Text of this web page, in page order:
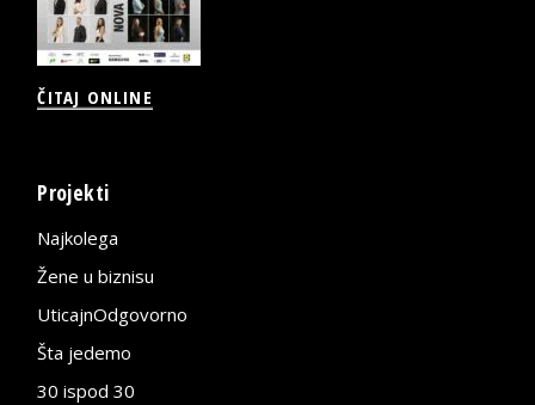
ČITAJ ONLINE
Projekti
Najkolega
Žene u biznisu
UticajnOdgovorno
Šta jedemo
30 ispod 30